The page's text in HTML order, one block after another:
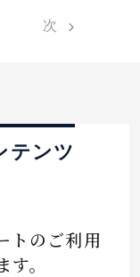
次
テンツ
トのご利用
。